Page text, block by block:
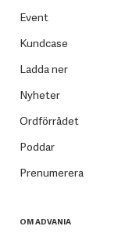
Event
Kundcase
Ladda ner
Nyheter
Ordförrådet
Poddar
Prenumerera
OM ADVANIA